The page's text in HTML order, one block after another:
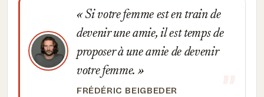
Si votre femme est en train de
devenir une amie, il est temps de
proposer à une amie de devenir
votre femme.
FRÉDÉRIC BEIGBEDER